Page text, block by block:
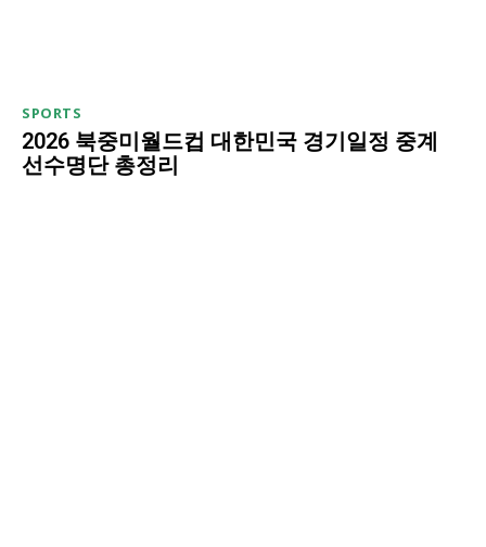
SPORTS
2026 북중미월드컵 대한민국 경기일정 중계
선수명단 총정리